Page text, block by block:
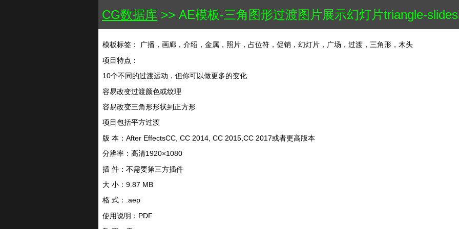
CG数据库 >> AE模板-三角图形过渡图片展示幻灯片triangle-
模板标签： 广播，画廊，介绍，金属，照片，占位符，促销，幻灯片，广场，过渡，三角形，木头
项目特点：
10个不同的过渡运动，但你可以做更多的变化
容易改变过渡颜色或纹理
容易改变三角形形状到正方形
项目包括平方过渡
版 本：After EffectsCC, CC 2014, CC 2015,CC 2017或者更高版本
分辨率：高清1920×1080
插 件：不需要第三方插件
大 小：9.87 MB
格 式：.aep
使用说明：PDF